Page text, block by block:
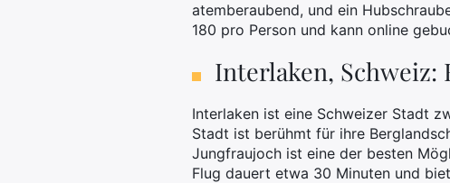
atemberaubend, und ein
180 pro Person und kann online
Interlaken, Schweiz:
Interlaken ist eine Schweizer Stadt
Stadt ist berühmt für ihre
Jungfraujoch ist eine der besten
Flug dauert etwa 30 Minuten und